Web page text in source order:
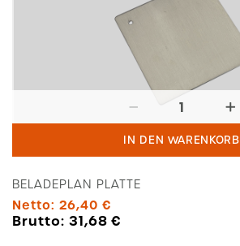
Platte
IN DEN WARENKORB
BELADEPLAN PLATTE
Netto: 26,40 €
Brutto: 31,68€